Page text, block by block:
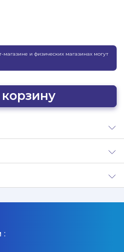
и физических магазинах могут
: